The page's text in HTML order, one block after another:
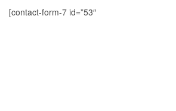
[contact-form-7 id=”53″